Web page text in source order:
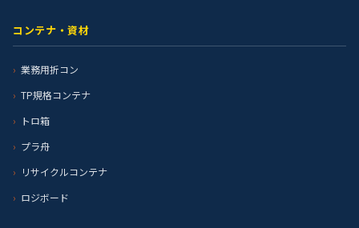
コンテナ・資材
業務用折コン
TP規格コンテナ
トロ箱
プラ舟
リサイクルコンテナ
ロジボード